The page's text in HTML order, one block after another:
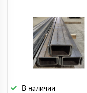
В наличии